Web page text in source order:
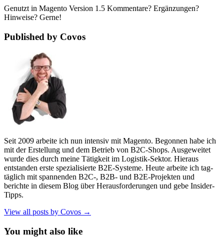
Genutzt in Magento Version 1.5 Kommentare? Ergänzungen?
Hinweise? Gerne!
Published by Covos
Seit 2009 arbeite ich nun intensiv mit Magento. Begonnen habe ich
mit der Erstellung und dem Betrieb von B2C-Shops. Ausgeweitet
wurde dies durch meine Tätigkeit im Logistik-Sektor. Hieraus
entstanden erste spezialisierte B2E-Systeme. Heute arbeite ich tag-
täglich mit spannenden B2C-, B2B- und B2E-Projekten und
berichte in diesem Blog über Herausforderungen und gebe Insider-
Tipps.
View all posts by Covos →
You might also like